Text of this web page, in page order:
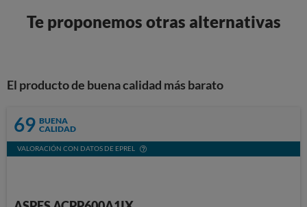
Te proponemos otras alternativas
El producto de buena calidad más barato
69 BUENA
CALIDAD
VALORACIÓN CON DATOS DE EPREL